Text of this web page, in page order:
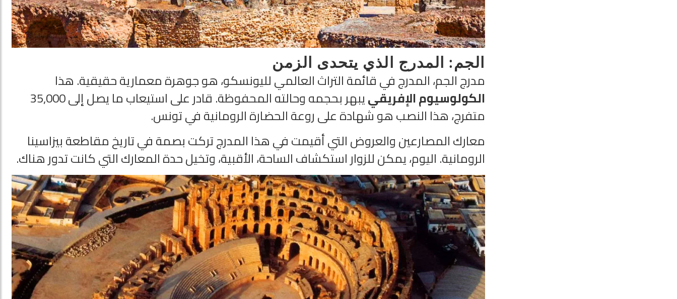
الجم: المدرج الذي يتحدى الزمن
مدرج الجم، المدرج في قائمة التراث العالمي لليونسكو، هو جوهرة معمارية حقيقية. هذا
الكولوسيوم الإفريقي يبهر بحجمه وحالته المحفوظة. قادر على استيعاب ما يصل إلى 35,000
متفرج، هذا النصب هو شهادة على روعة الحضارة الرومانية في تونس.
معارك المصارعين والعروض التي أقيمت في هذا المدرج تركت بصمة في تاريخ مقاطعة بيزاسينا
الرومانية. اليوم، يمكن للزوار استكشاف الساحة، الأقبية، وتخيل حدة المعارك التي كانت تدور هناك.